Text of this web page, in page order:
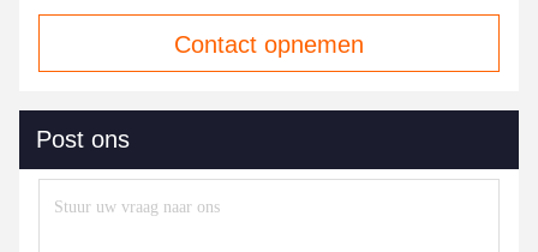
Contact opnemen
Post ons